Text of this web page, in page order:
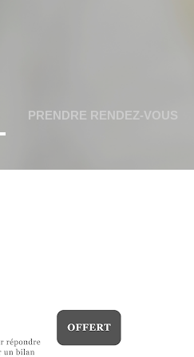
PRENDRE RENDEZ-VOUS